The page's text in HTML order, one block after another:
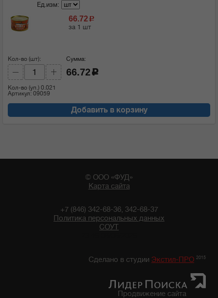
Ед.изм:
66.72 c
за 1 шт
Кол-во (шт):
Кол-во (уп.) 0.021
Артикул: 09059
Сумма:
66.72 c
Добавить в корзину
© ООО «ФУД»
Карта сайта
+7 (846) 342-68-36, 342-68-37
Политика персональных данных
СОУТ
Сделано в студии Экстил-ПРО 2015
Продвижение сайта